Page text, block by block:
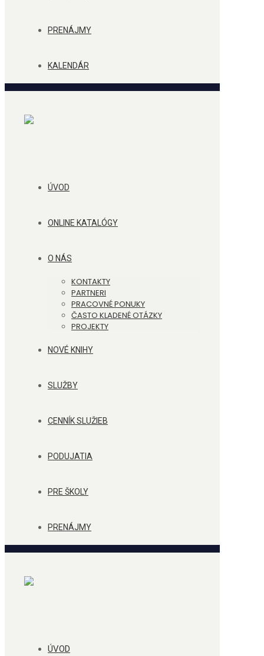
PRENÁJMY
KALENDÁR
ÚVOD
ONLINE KATALÓGY
O NÁS
KONTAKTY
PARTNERI
PRACOVNÉ PONUKY
ČASTO KLADENÉ OTÁZKY
PROJEKTY
NOVÉ KNIHY
SLUŽBY
CENNÍK SLUŽIEB
PODUJATIA
PRE ŠKOLY
PRENÁJMY
ÚVOD